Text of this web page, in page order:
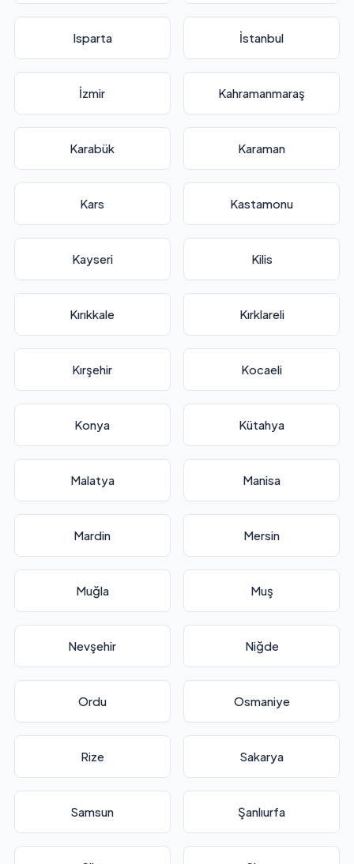
Isparta İstanbul
İzmir Kahramanmaraş
Karabük Karaman
Kars Kastamonu
Kayseri Kilis
Kırıkkale Kırklareli
Kırşehir Kocaeli
Konya Kütahya
Malatya Manisa
Mardin Mersin
Muğla Muş
Nevşehir Niğde
Ordu Osmaniye
Rize Sakarya
Samsun Şanlıurfa